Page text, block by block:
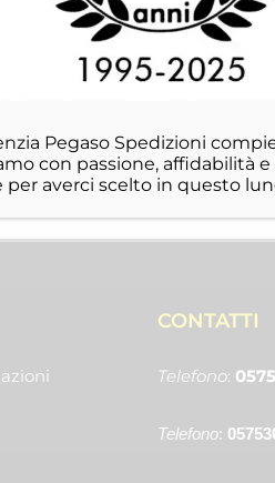
CONTATTI
Telefono:
Telefono:
Pegaso Spedizioni
con passione, affidabilità
per averci scelto in questo